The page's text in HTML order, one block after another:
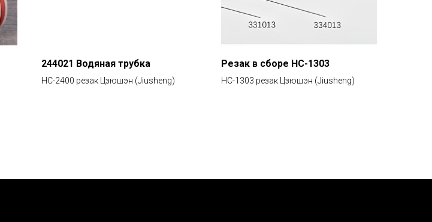
244021 Водяная трубка
HC-2400 резак Цзюшэн (Jiusheng)
Резак в сборе HC-1303
HC-1303 резак Цзюшэн (Jiusheng)